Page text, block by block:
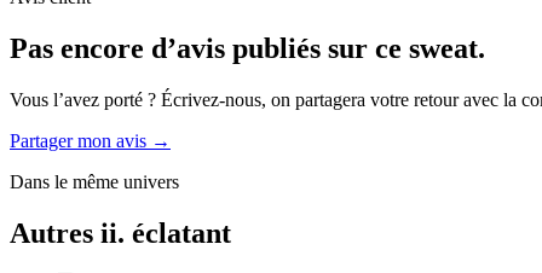
Pas encore d’avis publiés sur ce sweat.
Vous l’avez porté ? Écrivez-nous, on partagera votre retour avec la
Partager mon avis →
Dans le même univers
Autres ii. éclatant